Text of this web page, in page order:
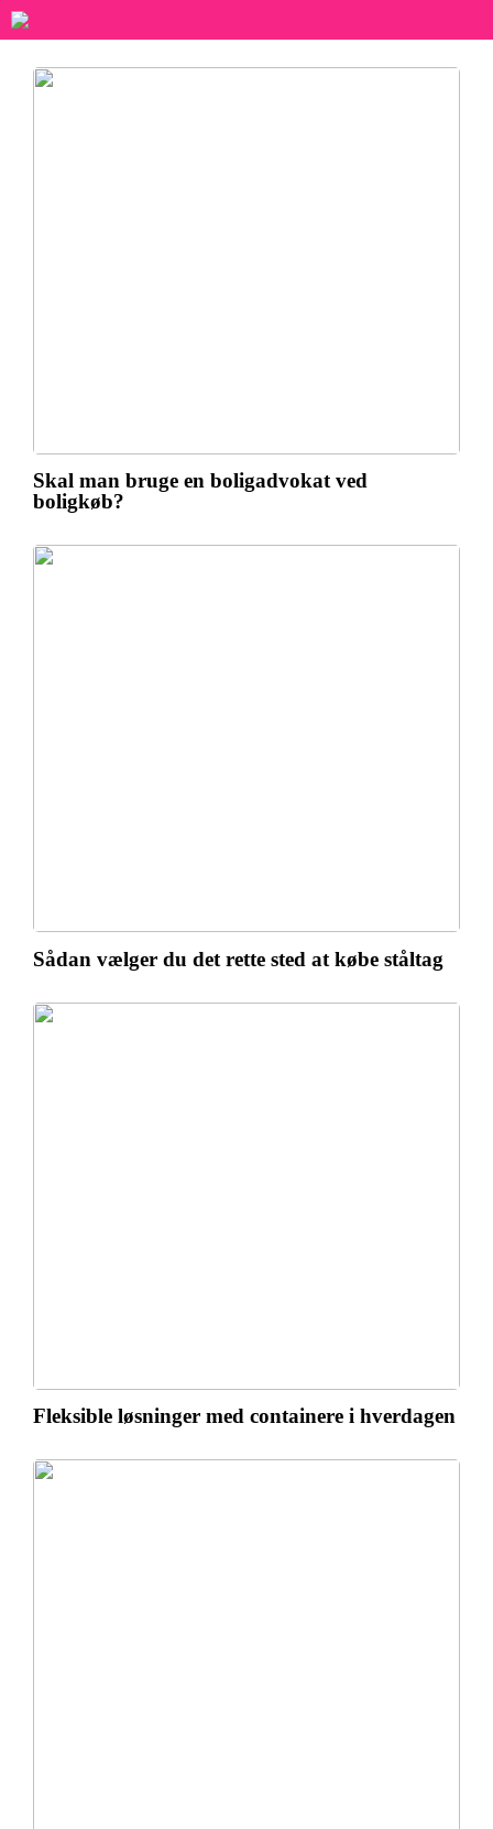
Skal man bruge en boligadvokat ved
boligkøb?
Sådan vælger du det rette sted at købe ståltag
Fleksible løsninger med containere i hverdagen